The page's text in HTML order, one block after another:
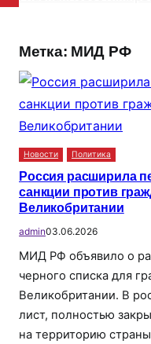
Метка: МИД РФ
Новости Политика
Россия расширила
санкции против
Великобритании
admin03.06.2026
МИД РФ объявило о
черного списка для
Великобритании. В
лист, полностью
на территорию